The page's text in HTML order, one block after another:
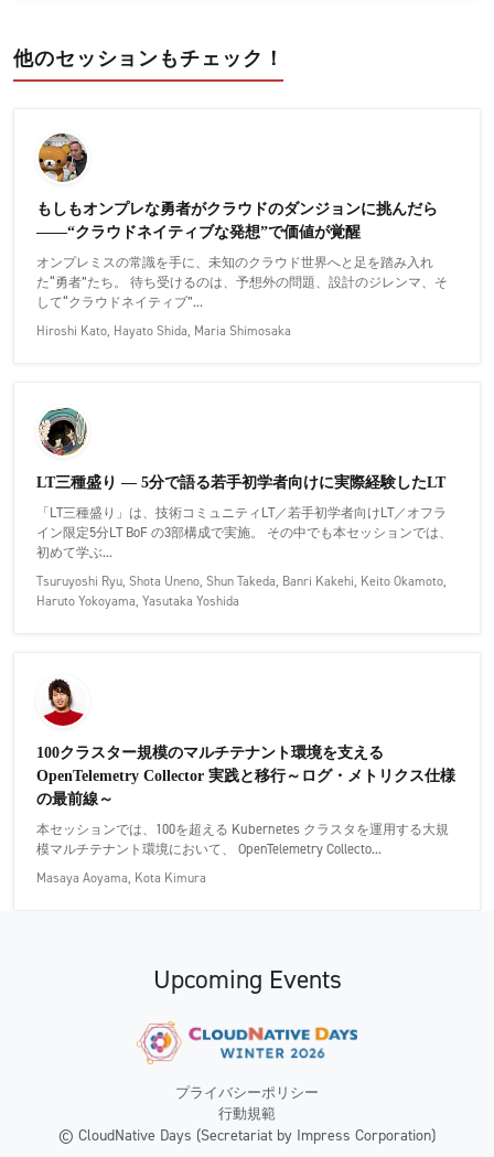
他のセッションもチェック！
もしもオンプレな勇者がクラウドのダンジョンに挑んだら
——“クラウドネイティブな発想”で価値が覚醒
オンプレミスの常識を手に、未知のクラウド世界へと足を踏み入れ
た“勇者”たち。 待ち受けるのは、予想外の問題、設計のジレンマ、そ
して“クラウドネイティブ”...
Hiroshi Kato, Hayato Shida, Maria Shimosaka
LT三種盛り — 5分で語る若手初学者向けに実際経験したLT
「LT三種盛り」は、技術コミュニティLT／若手初学者向けLT／オフラ
イン限定5分LT BoF の3部構成で実施。 その中でも本セッションでは、
初めて学ぶ...
Tsuruyoshi Ryu, Shota Uneno, Shun Takeda, Banri Kakehi, Keito Okamoto,
Haruto Yokoyama, Yasutaka Yoshida
100クラスター規模のマルチテナント環境を支える
OpenTelemetry Collector 実践と移行～ログ・メトリクス仕様
の最前線～
本セッションでは、100を超える Kubernetes クラスタを運用する大規
模マルチテナント環境において、 OpenTelemetry Collecto...
Masaya Aoyama, Kota Kimura
Upcoming Events
プライバシーポリシー
行動規範
© CloudNative Days (Secretariat by Impress Corporation)